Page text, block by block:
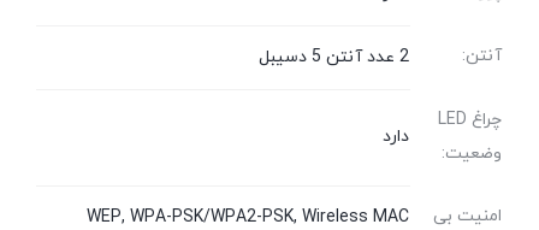
آنتن: 2 عدد آنتن 5 دسیبل
چراغ LED
وضعیت:
دارد
امنیت بی
WEP, WPA-PSK/WPA2-PSK, Wireless MAC